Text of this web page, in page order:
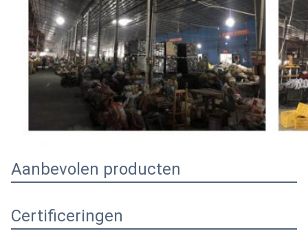
Aanbevolen producten
Certificeringen